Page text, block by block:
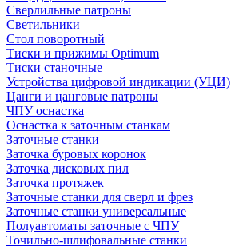
Сверлильные патроны
Светильники
Стол поворотный
Тиски и прижимы Optimum
Тиски станочные
Устройства цифровой индикации (УЦИ)
Цанги и цанговые патроны
ЧПУ оснастка
Оснастка к заточным станкам
Заточные станки
Заточка буровых коронок
Заточка дисковых пил
Заточка протяжек
Заточные станки для сверл и фрез
Заточные станки универсальные
Полуавтоматы заточные с ЧПУ
Точильно-шлифовальные станки